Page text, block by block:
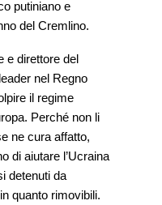
putiniano e
del Cremlino.
e direttore del
nel Regno
il regime
Perché non li
ne cura affatto,
di aiutare l’Ucraina
detenuti da
quanto rimovibili.